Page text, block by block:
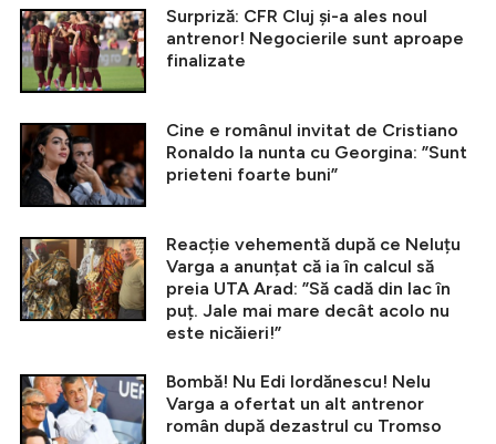
Surpriză: CFR Cluj și-a ales noul
antrenor! Negocierile sunt aproape
finalizate
Cine e românul invitat de Cristiano
Ronaldo la nunta cu Georgina: ”Sunt
prieteni foarte buni”
Reacție vehementă după ce Neluțu
Varga a anunțat că ia în calcul să
preia UTA Arad: ”Să cadă din lac în
puț. Jale mai mare decât acolo nu
este nicăieri!”
Bombă! Nu Edi Iordănescu! Nelu
Varga a ofertat un alt antrenor
român după dezastrul cu Tromso